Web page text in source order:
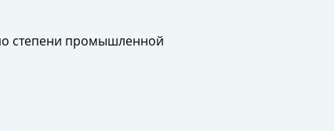
степени промышленной